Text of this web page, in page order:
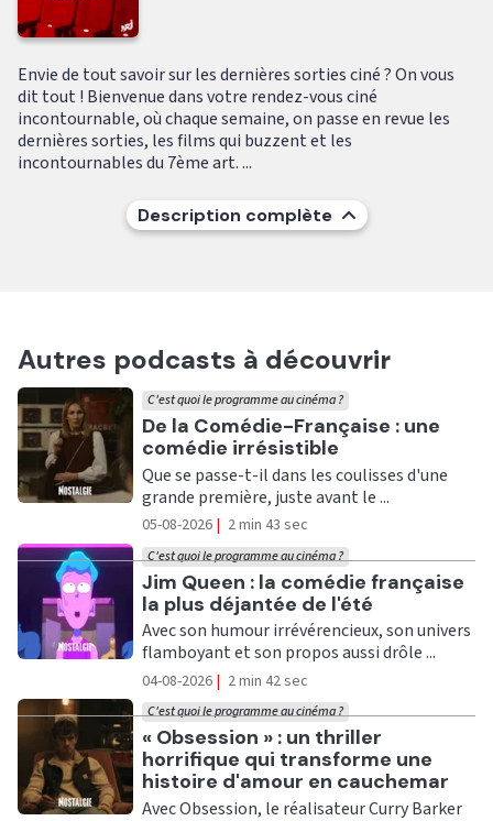
Envie de tout savoir sur les dernières sorties ciné ? On vous
dit tout ! Bienvenue dans votre rendez-vous ciné
incontournable, où chaque semaine, on passe en revue les
dernières sorties, les films qui buzzent et les
incontournables du 7ème art. ...
Description complète
Autres podcasts à découvrir
Ecouter
De la Comédie-Française : une
comédie irrésistible
C'est quoi le programme au cinéma ?
Que se passe-t-il dans les coulisses d'une
grande première, juste avant le ...
05-08-2026 | 2 min 43 sec
Ecouter
Jim Queen : la comédie française
la plus déjantée de l'été
C'est quoi le programme au cinéma ?
Avec son humour irrévérencieux, son univers
flamboyant et son propos aussi drôle ...
04-08-2026 | 2 min 42 sec
Ecouter
« Obsession » : un thriller
horrifique qui transforme une
histoire d'amour en cauchemar
C'est quoi le programme au cinéma ?
Avec Obsession, le réalisateur Curry Barker